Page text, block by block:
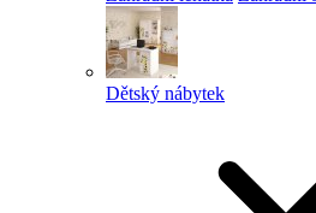
Dětský nábytek